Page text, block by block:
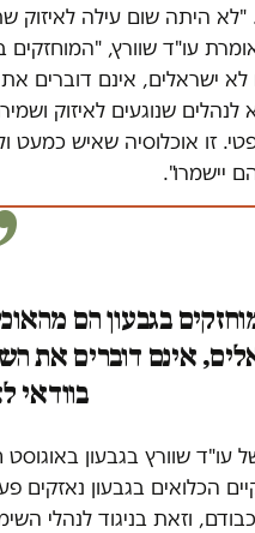
"לא היתה שום עילה לאיזוק
עו"ד שוורץ, "המוחזקים
ישראלים, אינם דוברים
לנהלים שנוגעים לאיזוק
זו אוכלוסיה שאיש
יישמרו".
בגבעון הם
אינם דוברים את
בוודאי
עו"ד שוורץ בגבעון
הכלואים בגבעון נאזקים
וזאת בניגוד לנהלי